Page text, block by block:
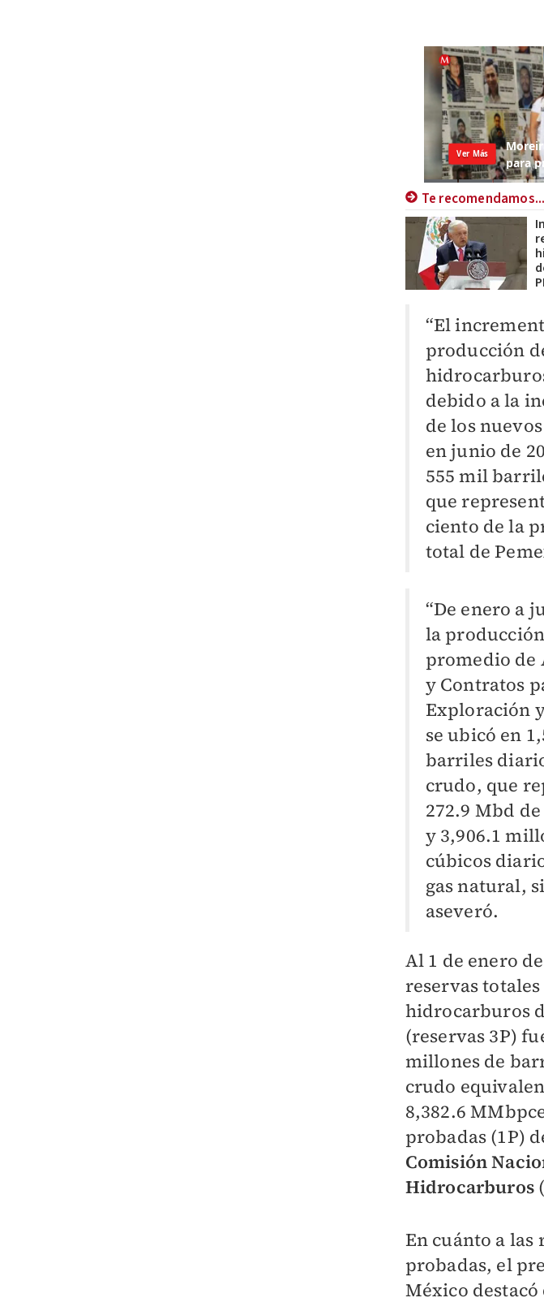
Te recomendamos...
“El
producción
debido a la
de los
en junio de
555 mil
que
ciento de la
total de
“De enero a
la
promedio de
y Contratos
Exploración
se ubicó en
barriles
crudo, que
272.9 Mbd
y 3,906.1
cúbicos
gas natural,
aseveró.
Al 1 de enero
reservas totales
hidrocarburos
(reservas 3P)
millones de
crudo
8,382.6
probadas (1P)
Comisión
Hidrocarburos (
En cuánto a las
probadas, el
México destacó